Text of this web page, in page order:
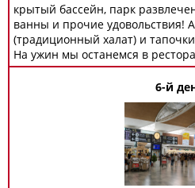
крытый бассейн, парк
ванны и прочие удовольствия!
(традиционный халат) и
На ужин мы останемся в
6-й